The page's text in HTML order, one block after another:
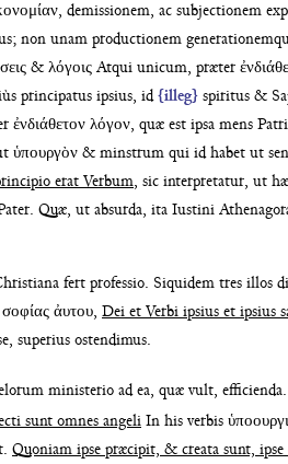
demissionem, ac subjectionem
non unam productionem
& λόγοις Atqui unicum, præter
principatus ipsius, id {illeg} spiritus &
ἐνδιάθετον λόγον, quæ est ipsa mens
ὑπουργὸν & minstrum qui id habet ut
erat Verbum, sic interpretatur, ut
Quæ, ut absurda, ita Iustini
fert professio. Siquidem tres illos
ἀυτου, Dei et Verbi ipsius et ipsius
superius ostendimus.
ministerio ad ea, quæ vult, efficienda.
sunt omnes angeli In his verbis
Quoniam ipse præcipit, & creata sunt,